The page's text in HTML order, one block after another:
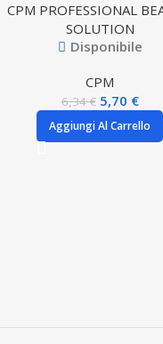
CPM PROFESSIONAL
SOLUTION
Disponibile
CPM
6,34€ 5,70 €
Aggiungi Al Carrello